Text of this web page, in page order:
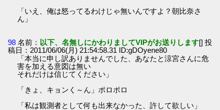
「いえ、俺は怒ってるわけじゃ無いんですよ？朝比奈さ
ん」
98 名前： 以下、名無しにかわりましてVIPがお送りします[] 投
稿日：2011/06/06(月) 21:54:58.31 ID:gDOyene80
「本当に申し訳ありませんでした、あなたと涼宮さんに危
害を加える意図は無い
それだけは信じてください」
「きょ、キョンく～ん」ポロポロ
「私は観測者として何も出来なかった、許して欲しい」